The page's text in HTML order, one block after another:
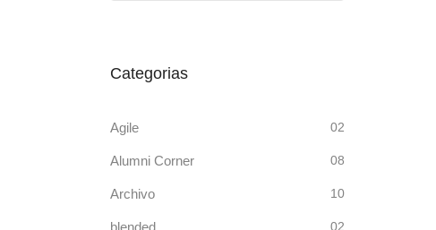
Categorias
Agile 02
Alumni Corner 08
Archivo 10
blended 02